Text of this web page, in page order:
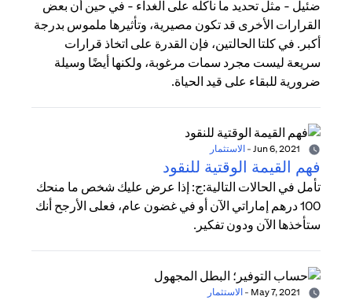
ضئيل - مثل تحديد ما نأكله على الغداء - في حين أن بعض
القرارات الأخرى قد تكون مصيرية، وتأثيرها ملموس بدرجة
أكبر. في كلتا الحالتين، فإن القدرة على اتخاذ قرارات
سريعة ليست مجرد سمات مرغوبة، ولكنها أيضًا وسيلة
ضرورية للبقاء على قيد الحياة.
- الاستثمار
فهم القيمة الوقتية للنقود
تأمل في الحالات التالية:ج: إذا عرض عليك شخص ما منحك
100 درهم إماراتي الآن أو في غضون عام، فعلى الأرجح أنك
ستأخذها الآن ودون تفكير.
- الاستثمار